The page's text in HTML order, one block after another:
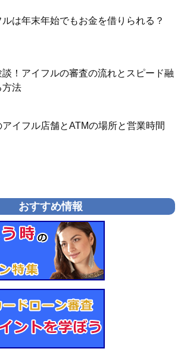
ルは年末年始でもお金を借りられる？
！アイフルの審査の流れとスピード融
方法
イフル店舗とATMの場所と営業時間
おすすめ情報